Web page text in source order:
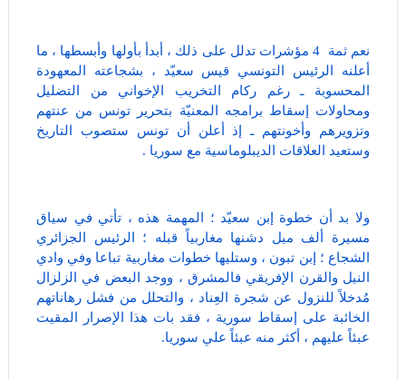
نعم ثمة 4 مؤشرات تدلل على ذلك ، أبدأ بأولها وأبسطها ، ما
أعلنه الرئيس التونسي قيس سعيّد ، بشجاعته المعهودة
المحسوبة ـ رغم ركام التخريب الإخواني من التضليل
ومحاولات إسقاط برامجه المعنيّة بتحرير تونس من عنتهم
وتزويرهم وأخونتهم ـ إذ أعلن أن تونس ستصوب التاريخ
وستعيد العلاقات الديبلوماسية مع سوريا .
ولا بد أن خطوة إبن سعيّد ؛ المهمة هذه ، تأتي في سياق
مسيرة ألف ميل دشنها مغاربياً قبله ؛ الرئيس الجزائري
الشجاع ؛ إبن تبون ، وستليها خطوات مغاربية تباعا وفي وادي
النيل والقرن الإفريقي فالمشرق ، ووجد البعض في الزلزال
مُدخلاً للنزول عن شجرة العِناد ، والتحلل من فشل رهاناتهم
الخائبة على إسقاط سورية ، فقد بات هذا الإصرار المقيت
عبئاً عليهم ، أكثر منه عبئاً علي سوريا.